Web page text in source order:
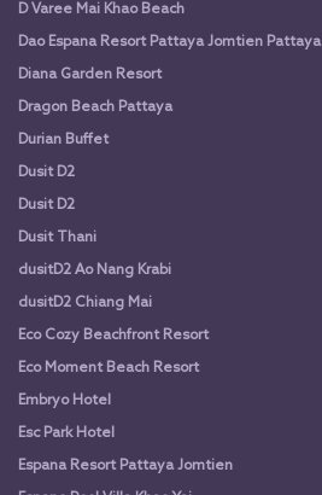
D Varee Mai Khao Beach
Dao Espana Resort Pattaya Jomtien Pattaya
Diana Garden Resort
Dragon Beach Pattaya
Durian Buffet
Dusit D2
Dusit D2
Dusit Thani
dusitD2 Ao Nang Krabi
dusitD2 Chiang Mai
Eco Cozy Beachfront Resort
Eco Moment Beach Resort
Embryo Hotel
Esc Park Hotel
Espana Resort Pattaya Jomtien